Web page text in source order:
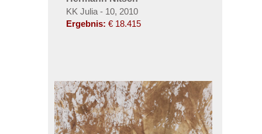
KK Julia - 10, 2010
Ergebnis: € 18.415